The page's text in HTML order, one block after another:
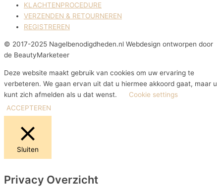
KLACHTENPROCEDURE
VERZENDEN & RETOURNEREN
REGISTREREN
© 2017-2025 Nagelbenodigdheden.nl Webdesign ontworpen door
de BeautyMarketeer
Deze website maakt gebruik van cookies om uw ervaring te
verbeteren. We gaan ervan uit dat u hiermee akkoord gaat, maar u
kunt zich afmelden als u dat wenst.
Cookie settings
ACCEPTEREN
Sluiten
Privacy Overzicht